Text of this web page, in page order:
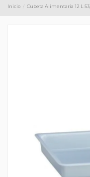
Inicio Cubeta Alimentaria 12 L